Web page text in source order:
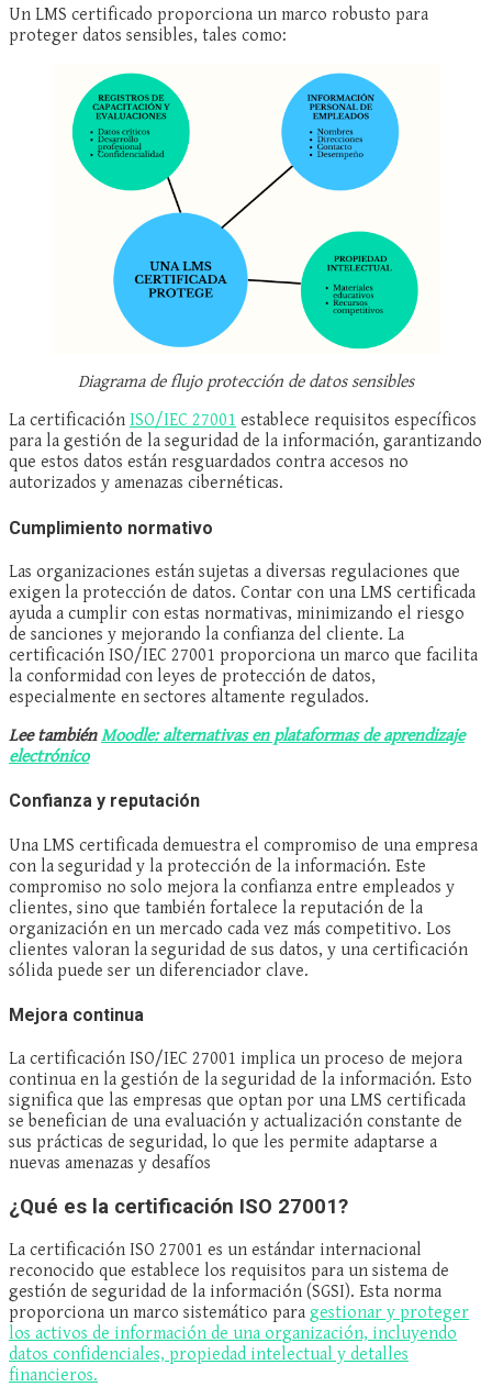
Un LMS certificado proporciona un marco robusto para
proteger datos sensibles, tales como:
Diagrama de flujo protección de datos sensibles
La certificación ISO/IEC 27001 establece requisitos específicos
para la gestión de la seguridad de la información, garantizando
que estos datos están resguardados contra accesos no
autorizados y amenazas cibernéticas.
Cumplimiento normativo
Las organizaciones están sujetas a diversas regulaciones que
exigen la protección de datos. Contar con una LMS certificada
ayuda a cumplir con estas normativas, minimizando el riesgo
de sanciones y mejorando la confianza del cliente. La
certificación ISO/IEC 27001 proporciona un marco que facilita
la conformidad con leyes de protección de datos,
especialmente en sectores altamente regulados.
Lee tambiénMoodle: alternativas en plataformas de aprendizaje
electrónico
Confianza y reputación
Una LMS certificada demuestra el compromiso de una empresa
con la seguridad y la protección de la información. Este
compromiso no solo mejora la confianza entre empleados y
clientes, sino que también fortalece la reputación de la
organización en un mercado cada vez más competitivo. Los
clientes valoran la seguridad de sus datos, y una certificación
sólida puede ser un diferenciador clave.
Mejora continua
La certificación ISO/IEC 27001 implica un proceso de mejora
continua en la gestión de la seguridad de la información. Esto
significa que las empresas que optan por una LMS certificada
se benefician de una evaluación y actualización constante de
sus prácticas de seguridad, lo que les permite adaptarse a
nuevas amenazas y desafíos
¿Qué es la certificación ISO 27001?
La certificación ISO 27001 es un estándar internacional
reconocido que establece los requisitos para un sistema de
gestión de seguridad de la información (SGSI). Esta norma
proporciona un marco sistemático para gestionar y proteger
los activos de información de una organización, incluyendo
datos confidenciales, propiedad intelectual y detalles
financieros.